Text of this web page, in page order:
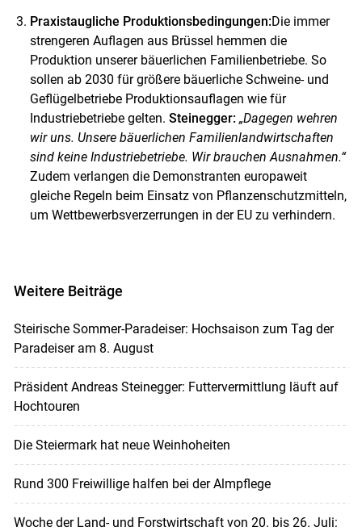
Praxistaugliche Produktionsbedingungen:Die immer
strengeren Auflagen aus Brüssel hemmen die
Produktion unserer bäuerlichen Familienbetriebe. So
sollen ab 2030 für größere bäuerliche Schweine- und
Geflügelbetriebe Produktionsauflagen wie für
Industriebetriebe gelten. Steinegger: „Dagegen wehren
wir uns. Unsere bäuerlichen Familienlandwirtschaften
sind keine Industriebetriebe. Wir brauchen Ausnahmen.“
Zudem verlangen die Demonstranten europaweit
gleiche Regeln beim Einsatz von Pflanzenschutzmitteln,
um Wettbewerbsverzerrungen in der EU zu verhindern.
Weitere Beiträge
Steirische Sommer-Paradeiser: Hochsaison zum Tag der
Paradeiser am 8. August
Präsident Andreas Steinegger: Futtervermittlung läuft auf
Hochtouren
Die Steiermark hat neue Weinhoheiten
Rund 300 Freiwillige halfen bei der Almpflege
Woche der Land- und Forstwirtschaft von 20. bis 26. Juli: